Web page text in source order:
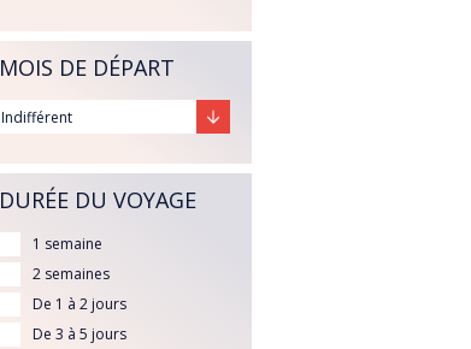
MOIS DE DÉPART
DURÉE DU VOYAGE
1 semaine
2 semaines
De 1 à 2 jours
De 3 à 5 jours